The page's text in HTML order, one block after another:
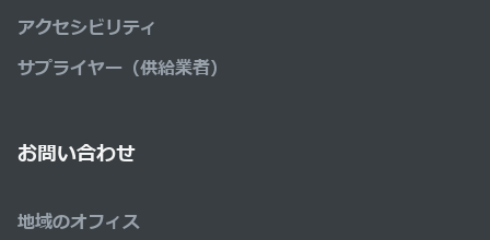
アクセシビリティ
サプライヤー（供給業者）
お問い合わせ
地域のオフィス